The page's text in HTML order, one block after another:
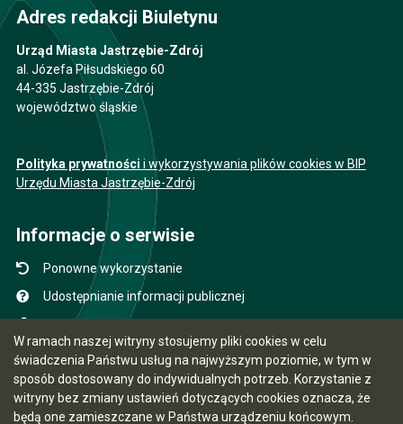
W ramach naszej witryny stosujemy pliki cookies w celu
świadczenia Państwu usług na najwyższym poziomie, w tym w
sposób dostosowany do indywidualnych potrzeb. Korzystanie z
witryny bez zmiany ustawień dotyczących cookies oznacza, że
będą one zamieszczane w Państwa urządzeniu końcowym.
Adres redakcji Biuletynu
Urząd Miasta Jastrzębie-Zdrój
al. Józefa Piłsudskiego 60
44-335 Jastrzębie-Zdrój
województwo śląskie
Polityka prywatności i wykorzystywania plików cookies w BIP
Urzędu Miasta Jastrzębie-Zdrój
Informacje o serwisie
Ponowne wykorzystanie
Udostępnianie informacji publicznej
Instrukcja obsługi
Statystyki oglądalności
Ostatnio dodane